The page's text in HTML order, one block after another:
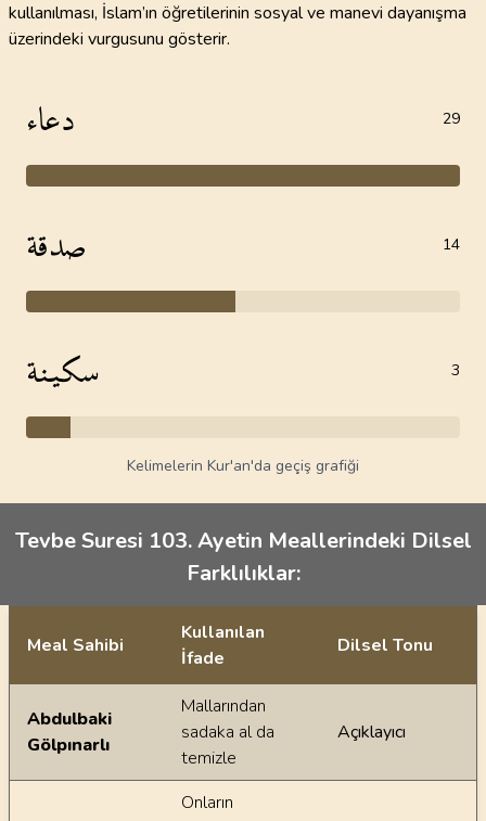
kullanılması, İslam’ın öğretilerinin sosyal ve manevi dayanışma
üzerindeki vurgusunu gösterir.
دعاء 29
صدقة 14
سكينة 3
Kelimelerin Kur'an'da geçiş grafiği
Tevbe Suresi 103. Ayetin Meallerindeki Dilsel
Farklılıklar:
Ayetin meallerindeki dilsel farklılıklar
Meal Sahibi
Kullanılan
İfade
Dilsel Tonu
Abdulbaki
Gölpınarlı
Mallarından
sadaka al da
temizle
Açıklayıcı
Onların